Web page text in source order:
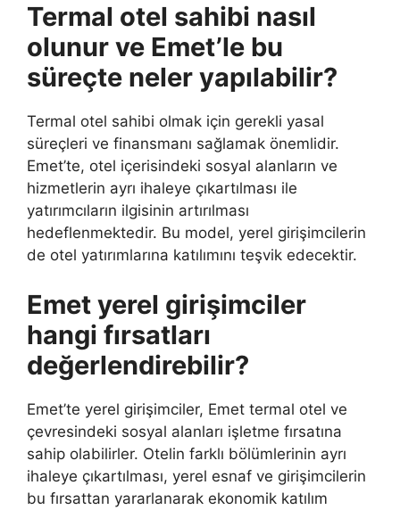
Termal otel sahibi nasıl
olunur ve Emet’le bu
süreçte neler yapılabilir?
Termal otel sahibi olmak için gerekli yasal
süreçleri ve finansmanı sağlamak önemlidir.
Emet’te, otel içerisindeki sosyal alanların ve
hizmetlerin ayrı ihaleye çıkartılması ile
yatırımcıların ilgisinin artırılması
hedeflenmektedir. Bu model, yerel girişimcilerin
de otel yatırımlarına katılımını teşvik edecektir.
Emet yerel girişimciler
hangi fırsatları
değerlendirebilir?
Emet’te yerel girişimciler, Emet termal otel ve
çevresindeki sosyal alanları işletme fırsatına
sahip olabilirler. Otelin farklı bölümlerinin ayrı
ihaleye çıkartılması, yerel esnaf ve girişimcilerin
bu fırsattan yararlanarak ekonomik katılım